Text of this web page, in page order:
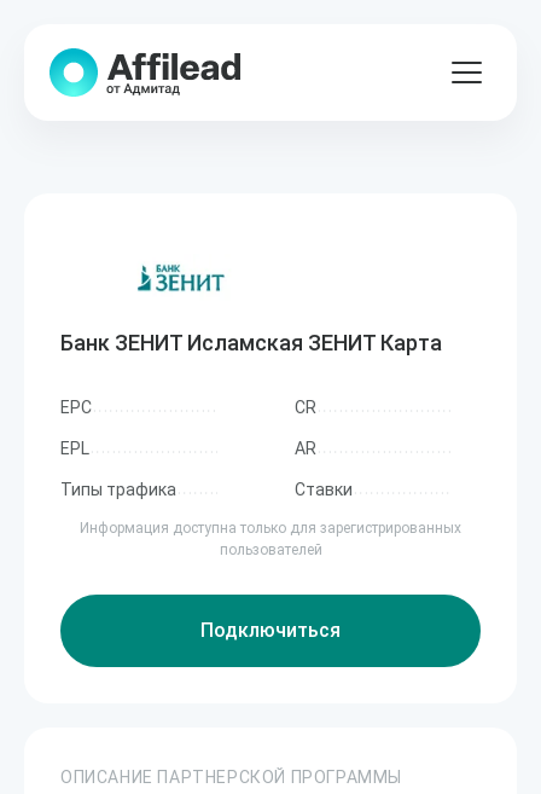
Банк ЗЕНИТ Исламская ЗЕНИТ Карта
EPC CR
EPL AR
Типы трафика Ставки
Информация доступна только для зарегистрированных
пользователей
Подключиться
ОПИСАНИЕ ПАРТНЕРСКОЙ ПРОГРАММЫ